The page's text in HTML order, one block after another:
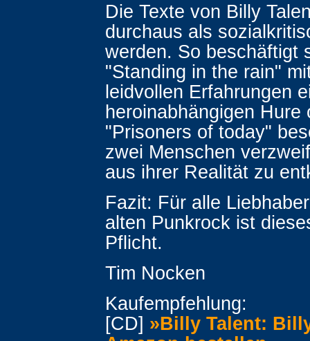
Die Texte von Billy
durchaus als
werden. So beschäftigt
"Standing in the rain"
leidvollen Erfahrungen
heroinabhängigen Hure
"Prisoners of today"
zwei Menschen
aus ihrer Realität zu
Fazit: Für alle
alten Punkrock ist
Pflicht.
Tim Nocken
Kaufempfehlung:
[CD] »Billy Talent: